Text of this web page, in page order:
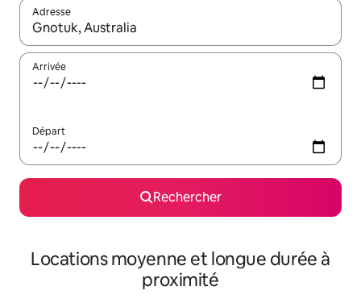
Adresse
Lorsque les résultats s'affichent, utilisez les flèches vers le
Arrivée
Départ
Rechercher
Locations moyenne et longue durée à
proximité